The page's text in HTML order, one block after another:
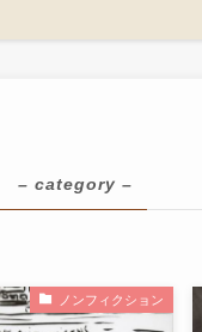
– category –
ノンフィクション